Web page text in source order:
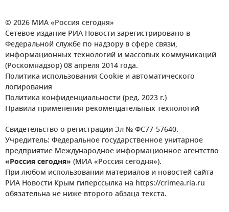
© 2026 МИА «Россия сегодня»
Сетевое издание РИА Новости зарегистрировано в
Федеральной службе по надзору в сфере связи,
информационных технологий и массовых коммуникаций
(Роскомнадзор) 08 апреля 2014 года.
Политика использования Cookie и автоматического
логирования
Политика конфиденциальности (ред. 2023 г.)
Правила применения рекомендательных технологий
Свидетельство о регистрации Эл № ФС77-57640.
Учредитель: Федеральное государственное унитарное
предприятие Международное информационное агентство
«Россия сегодня» (МИА «Россия сегодня»).
При любом использовании материалов и новостей сайта
РИА Новости Крым гиперссылка на https://crimea.ria.ru
обязательна не ниже второго абзаца текста.